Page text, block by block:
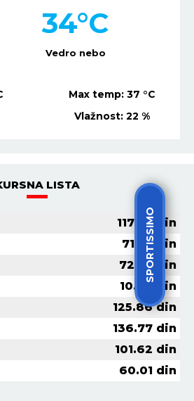
SPORTISSIMO
Vedro nebo
34°C
Max temp: 37 °C
Vlažnost: 22 %
LISTA
117.37din
71.59din
72.52din
10.70din
125.86din
136.77 din
101.62 din
60.01 din